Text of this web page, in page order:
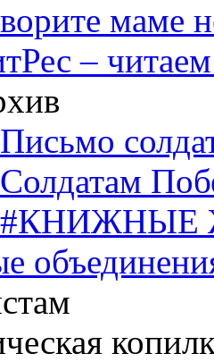
маме
–
Письмо
Солдатам
#КНИЖНЫЕ